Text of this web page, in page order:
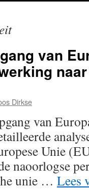
van
Dirkse
van
Unie
naoorlogse
unie … Lees